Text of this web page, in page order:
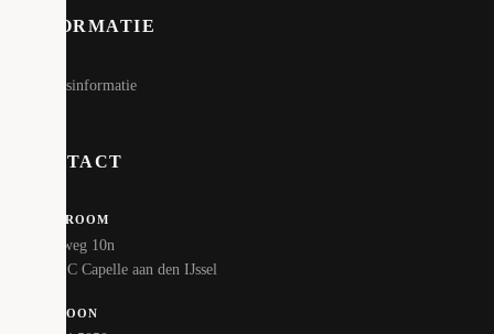
INFORMATIE
Bedrijfsinformatie
CONTACT
SHOWROOM
Hoofdweg 10n
2908 LC Capelle aan den IJssel
TELEFOON